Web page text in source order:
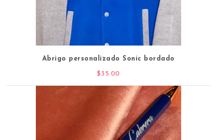
Abrigo personalizado Sonic bordado
$35.00